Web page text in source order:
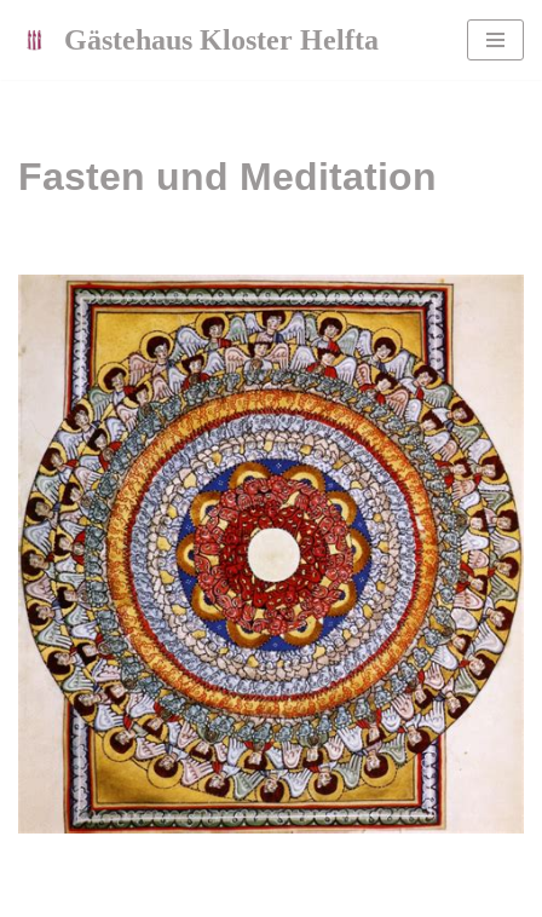
Gästehaus Kloster Helfta
Fasten und Meditation